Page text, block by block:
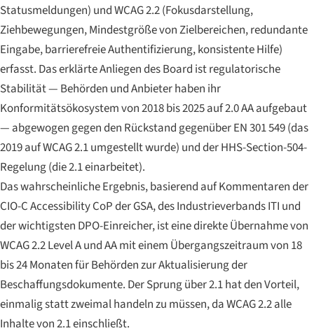
Statusmeldungen) und WCAG 2.2 (Fokusdarstellung,
Ziehbewegungen, Mindestgröße von Zielbereichen, redundante
Eingabe, barrierefreie Authentifizierung, konsistente Hilfe)
erfasst. Das erklärte Anliegen des Board ist regulatorische
Stabilität — Behörden und Anbieter haben ihr
Konformitätsökosystem von 2018 bis 2025 auf 2.0 AA aufgebaut
— abgewogen gegen den Rückstand gegenüber EN 301 549 (das
2019 auf WCAG 2.1 umgestellt wurde) und der HHS-Section-504-
Regelung (die 2.1 einarbeitet).
Das wahrscheinliche Ergebnis, basierend auf Kommentaren der
CIO-C Accessibility CoP der GSA, des Industrieverbands ITI und
der wichtigsten DPO-Einreicher, ist eine direkte Übernahme von
WCAG 2.2 Level A und AA mit einem Übergangszeitraum von 18
bis 24 Monaten für Behörden zur Aktualisierung der
Beschaffungsdokumente. Der Sprung über 2.1 hat den Vorteil,
einmalig statt zweimal handeln zu müssen, da WCAG 2.2 alle
Inhalte von 2.1 einschließt.